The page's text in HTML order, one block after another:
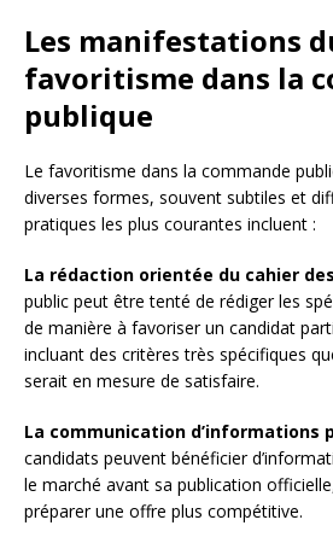
Les manifestations
favoritisme dans la
publique
Le favoritisme dans la commande
diverses formes, souvent subtiles et
pratiques les plus courantes incluent :
La rédaction orientée du cahier
public peut être tenté de rédiger les
de manière à favoriser un candidat
incluant des critères très spécifiques
serait en mesure de satisfaire.
La communication d’informations
candidats peuvent bénéficier
le marché avant sa publication
préparer une offre plus compétitive.